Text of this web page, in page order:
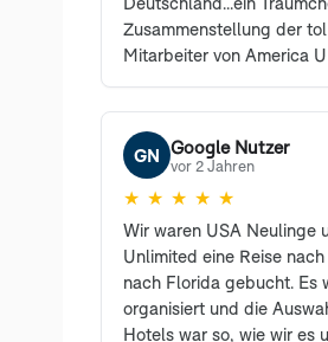
Zusammenstellung der
Mitarbeiter von America
sehr freundlich
den Profis waren
können und werden
weiterempfehlen. Auch
begeistert und sind es
Dank an Herrn Sanders
Kolleginnen von America
Vorzeichen dieser Reise
nur soviel. Die Einreise
GN Google Nutzer
vor 2 Jahren
★ ★ ★ ★ ★
Wir waren USA Neulinge
Unlimited eine Reise
nach Florida gebucht. Es
organisiert und die
Hotels war so, wie wir es